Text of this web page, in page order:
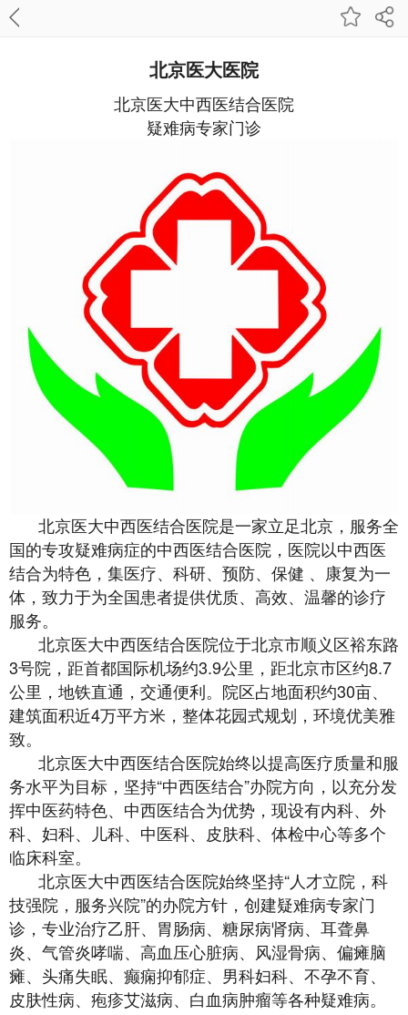
北京医大医院
北京医大中西医结合医院
疑难病专家门诊
北京医大中西医结合医院是一家立足北京，服务全
国的专攻疑难病症的中西医结合医院，医院以中西医
结合为特色，集医疗、科研、预防、保健 、康复为一
体，致力于为全国患者提供优质、高效、温馨的诊疗
服务。
北京医大中西医结合医院位于北京市顺义区裕东路
3号院，距首都国际机场约3.9公里，距北京市区约8.7
公里，地铁直通，交通便利。院区占地面积约30亩、
建筑面积近4万平方米，整体花园式规划，环境优美雅
致。
北京医大中西医结合医院始终以提高医疗质量和服
务水平为目标，坚持“中西医结合”办院方向，以充分发
挥中医药特色、中西医结合为优势，现设有内科、外
科、妇科、儿科、中医科、皮肤科、体检中心等多个
临床科室。
北京医大中西医结合医院始终坚持“人才立院，科
技强院，服务兴院”的办院方针，创建疑难病专家门
诊，专业治疗乙肝、胃肠病、糖尿病肾病、耳聋鼻
炎、气管炎哮喘、高血压心脏病、风湿骨病、偏瘫脑
瘫、头痛失眠、癫痫抑郁症、男科妇科、不孕不育、
皮肤性病、疱疹艾滋病、白血病肿瘤等各种疑难病。